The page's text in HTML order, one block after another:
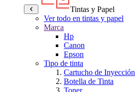
Tintas y Papel
Ver todo en tintas y papel
Marca
Hp
Canon
Epson
Tipo de tinta
Cartucho de Inyección
Botella de Tinta
Toner